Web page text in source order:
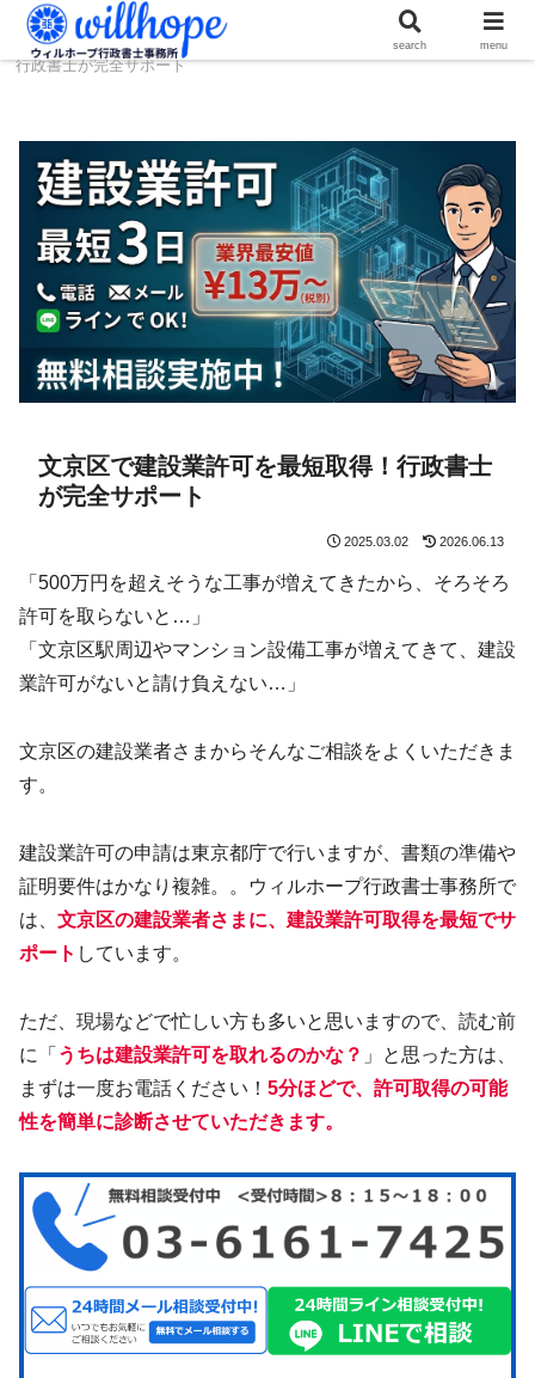
ホーム 建設コラム
文京区で建設業許可を最短取得！
行政書士が完全サポート
文京区で建設業許可を最短取得！行政書士
が完全サポート
2025.03.02 2026.06.13
「500万円を超えそうな工事が増えてきたから、そろそろ
許可を取らないと…」
「文京区駅周辺やマンション設備工事が増えてきて、建設
業許可がないと請け負えない…」
文京区の建設業者さまからそんなご相談をよくいただきま
す。
建設業許可の申請は東京都庁で行いますが、書類の準備や
証明要件はかなり複雑。。ウィルホープ行政書士事務所で
は、 文京区の建設業者さまに、建設業許可取得を最短でサ
ポート しています。
ただ、現場などで忙しい方も多いと思いますので、読む前
に「 うちは建設業許可を取れるのかな？ 」と思った方は、
まずは一度お電話ください！ 5分ほどで、許可取得の可能
性を簡単に診断させていただきます。
search menu